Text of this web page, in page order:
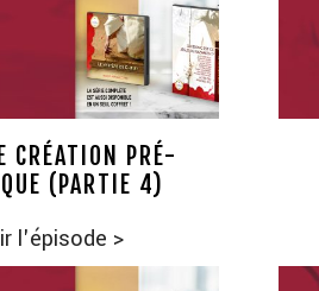
CRÉATION PRÉ-
(PARTIE 4)
l'épisode >